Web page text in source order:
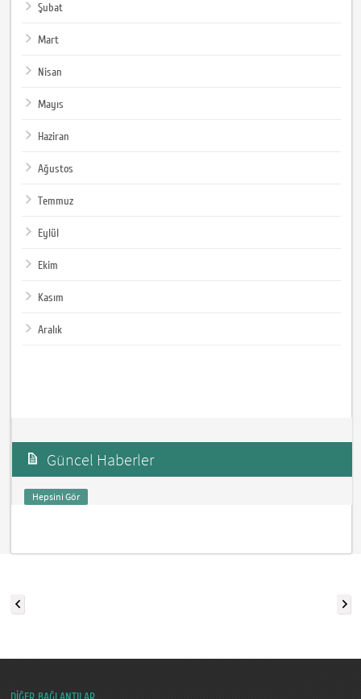
Şubat
Mart
Nisan
Mayıs
Haziran
Ağustos
Temmuz
Eylül
Ekim
Kasım
Aralık
Güncel Haberler
Hepsini Gör